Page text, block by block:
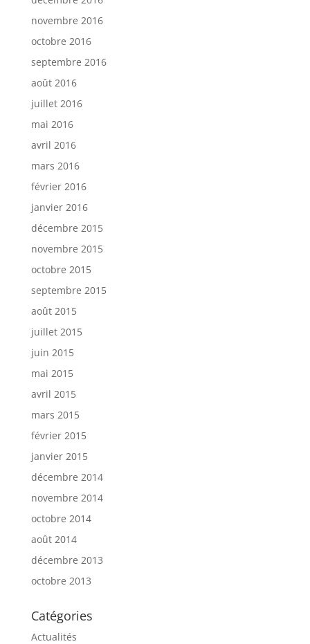
novembre 2016
octobre 2016
septembre 2016
août 2016
juillet 2016
mai 2016
avril 2016
mars 2016
février 2016
janvier 2016
décembre 2015
novembre 2015
octobre 2015
septembre 2015
août 2015
juillet 2015
juin 2015
mai 2015
avril 2015
mars 2015
février 2015
janvier 2015
décembre 2014
novembre 2014
octobre 2014
août 2014
décembre 2013
octobre 2013
Catégories
Actualités